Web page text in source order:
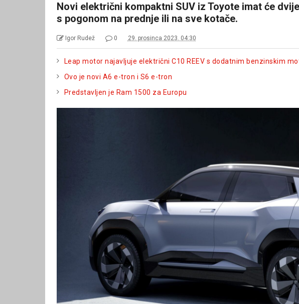
Novi električni kompaktni SUV iz Toyote imat će
s pogonom na prednje ili na sve kotače.
Igor Rudež 0 29. prosinca 2023. 04:30
Leap motor najavljuje električni C10 REEV s dodatnim benzinskim
Ovo je novi A6 e-tron i S6 e-tron
Predstavljen je Ram 1500 za Europu